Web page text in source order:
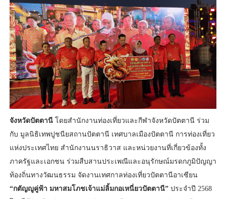
จังหวัดปัตตานีโดยสำนักงานท่องเที่ยวและกีฬาจังหวัดปัตตานี ร่วม
กับ มูลนิธิเทพปูชนียสถานปัตตานี เทศบาลเมืองปัตตานี การท่องเที่ยว
แห่งประเทศไทย สำนักงานนราธิวาส และหน่วยงานที่เกี่ยวข้องทั้ง
ภาครัฐและเอกชน ร่วมสืบสานประเพณีและอนุรักษณ์มรดกภูมิปัญญา
ท้องถิ่นทางวัฒนธรรม จัดงานเทศกาลท่องเที่ยวปัตตานีอาเซียน
“กตัญญูคู่ฟ้า มหาสมโภชเจ้าแม่ลิ้มกอเหนี่ยวปัตตานี”ประจำปี 2568